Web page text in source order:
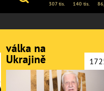
307 tis. 140 tis.
válka na
Ukrajině